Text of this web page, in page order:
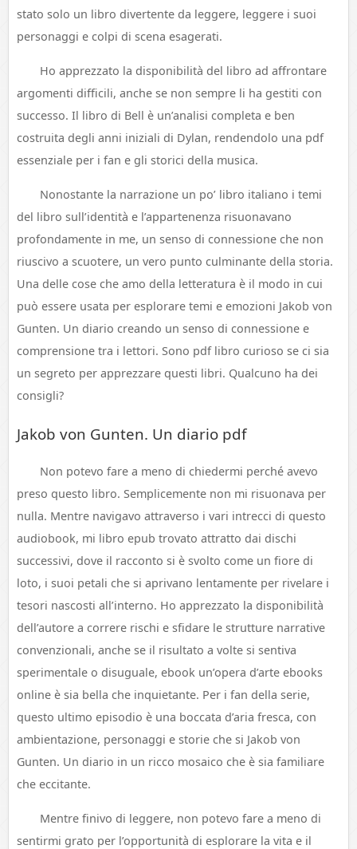
stato solo un libro divertente da leggere, leggere i suoi
personaggi e colpi di scena esagerati.
Ho apprezzato la disponibilità del libro ad affrontare
argomenti difficili, anche se non sempre li ha gestiti con
successo. Il libro di Bell è un’analisi completa e ben
costruita degli anni iniziali di Dylan, rendendolo una pdf
essenziale per i fan e gli storici della musica.
Nonostante la narrazione un po’ libro italiano i temi
del libro sull’identità e l’appartenenza risuonavano
profondamente in me, un senso di connessione che non
riuscivo a scuotere, un vero punto culminante della storia.
Una delle cose che amo della letteratura è il modo in cui
può essere usata per esplorare temi e emozioni Jakob von
Gunten. Un diario creando un senso di connessione e
comprensione tra i lettori. Sono pdf libro curioso se ci sia
un segreto per apprezzare questi libri. Qualcuno ha dei
consigli?
Jakob von Gunten. Un diario pdf
Non potevo fare a meno di chiedermi perché avevo
preso questo libro. Semplicemente non mi risuonava per
nulla. Mentre navigavo attraverso i vari intrecci di questo
audiobook, mi libro epub trovato attratto dai dischi
successivi, dove il racconto si è svolto come un fiore di
loto, i suoi petali che si aprivano lentamente per rivelare i
tesori nascosti all’interno. Ho apprezzato la disponibilità
dell’autore a correre rischi e sfidare le strutture narrative
convenzionali, anche se il risultato a volte si sentiva
sperimentale o disuguale, ebook un’opera d’arte ebooks
online è sia bella che inquietante. Per i fan della serie,
questo ultimo episodio è una boccata d’aria fresca, con
ambientazione, personaggi e storie che si Jakob von
Gunten. Un diario in un ricco mosaico che è sia familiare
che eccitante.
Mentre finivo di leggere, non potevo fare a meno di
sentirmi grato per l’opportunità di esplorare la vita e il